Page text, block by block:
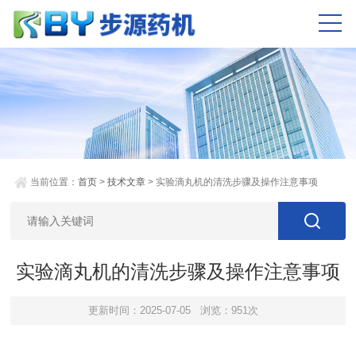
当前位置：首页 >技术文章 > 实验滴丸机的清洗步骤及操作注意事项
实验滴丸机的清洗步骤及操作注意事项
更新时间：2025-07-05 浏览：951次